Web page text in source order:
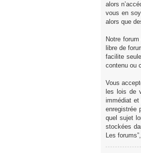
alors
vous en
alors que
Notre forum
libre de
facilite
contenu ou
Vous
les lois de
immédiat et
enregistrée
quel sujet
stockées
Les